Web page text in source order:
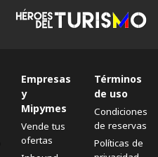
Empresas
y
Mipymes
Vende tus
ofertas
Términos
de uso
Condiciones
de reservas
Políticas de